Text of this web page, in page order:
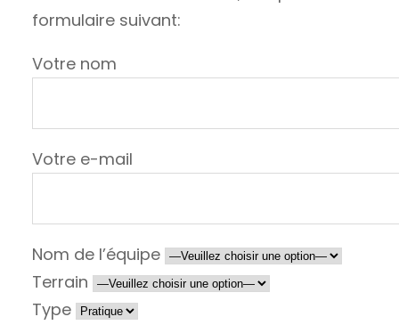
formulaire suivant:
Votre nom
Votre e-mail
Nom de l’équipe
Terrain
Type